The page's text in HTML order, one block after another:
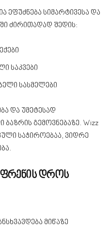
ეფუძნება სიმარტივესა და
ძირითადად შედის:
საკვები
სასმელები
და უმეტესად
გემოვნებაზე. Wizz
საჭიროებაა, ვიდრე
დროს
მიწაზე